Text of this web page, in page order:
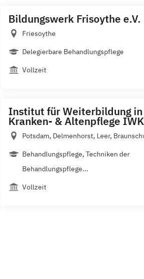
Bildungswerk Frisoythe e.V.
Friesoythe
Delegierbare Behandlungspflege
Vollzeit
Institut für Weiterbildung
Kranken- & Altenpflege IWK
Potsdam, Delmenhorst, Leer,
Behandlungspflege, Techniken der
Behandlungspflege...
Vollzeit